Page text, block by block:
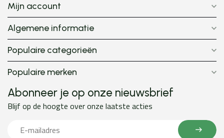
Mijn account
Algemene informatie
Populaire categorieën
Populaire merken
Abonneer je op onze nieuwsbrief
Blijf op de hoogte over onze laatste acties